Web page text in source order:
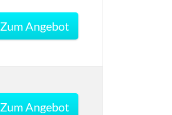
Zum Angebot
Zum Angebot